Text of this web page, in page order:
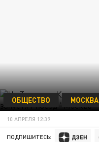
ОБЩЕСТВО МОСКВА
10 АПРЕЛЯ 12:39
ПОДПИШИТЕСЬ: